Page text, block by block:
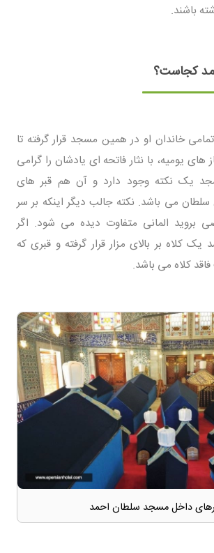
باشند.
کجاست؟
خاندان او در همین مسجد قرار گرفته تا
های یومیه، با نثار فاتحه ای یادشان را گرامی
یک نکته وجود دارد و آن هم قبر های
می باشد. نکته جالب دیگر اینکه بر سر
بروید المانی متفاوت دیده می شود. اگر
کلاه بر بالای مزار قرار گرفته و قبری که
کلاه می باشد.
داخل مسجد سلطان احمد